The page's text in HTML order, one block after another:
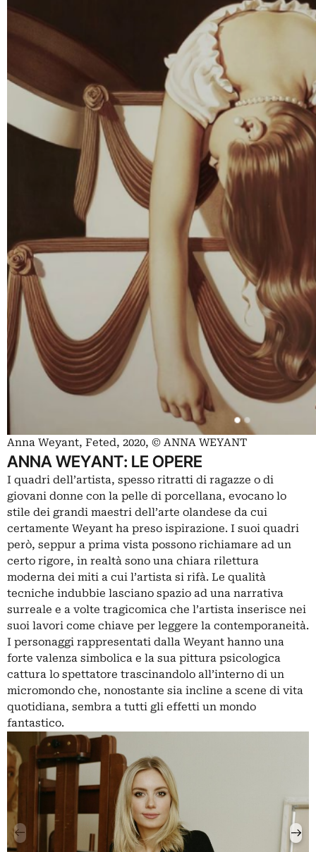
Anna Weyant, Feted, 2020, © ANNA WEYANT
ANNA WEYANT: LE OPERE
I quadri dell’artista, spesso ritratti di ragazze o di
giovani donne con la pelle di porcellana, evocano lo
stile dei grandi maestri dell’arte olandese da cui
certamente Weyant ha preso ispirazione. I suoi quadri
però, seppur a prima vista possono richiamare ad un
certo rigore, in realtà sono una chiara rilettura
moderna dei miti a cui l’artista si rifà. Le qualità
tecniche indubbie lasciano spazio ad una narrativa
surreale e a volte tragicomica che l’artista inserisce nei
suoi lavori come chiave per leggere la contemporaneità.
I personaggi rappresentati dalla Weyant hanno una
forte valenza simbolica e la sua pittura psicologica
cattura lo spettatore trascinandolo all’interno di un
micromondo che, nonostante sia incline a scene di vita
quotidiana, sembra a tutti gli effetti un mondo
fantastico.